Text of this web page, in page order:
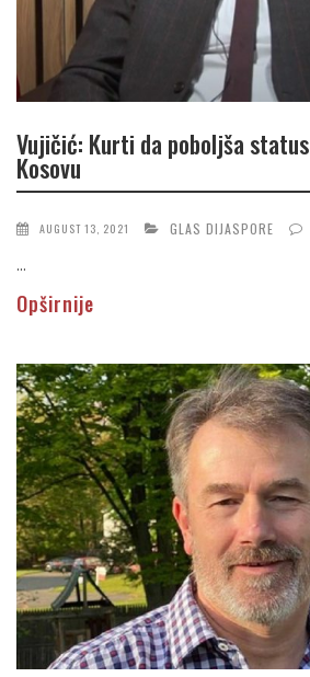
Vujičić: Kurti da poboljša
Kosovu
AUGUST 13, 2021 GLAS DIJASPORE
...
Opširnije